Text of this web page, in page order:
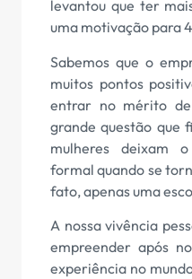
levantou que ter
uma motivação para
Sabemos que o
muitos pontos
entrar no mérito de
grande questão que
mulheres deixam
formal quando se
fato, apenas uma
A nossa vivência
empreender após
experiência no